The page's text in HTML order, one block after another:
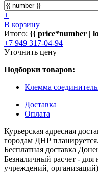
+
В корзину
Итого: {{ price*number |
+7 949 317-04-94
Уточнить цену
Подборки товаров:
Клемма
Доставка
Оплата
Курьерская адресная
городам ДНР планируется.
Бесплатная доставка
Безналичный расчет -
учреждений,